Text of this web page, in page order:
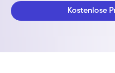
Kostenlose